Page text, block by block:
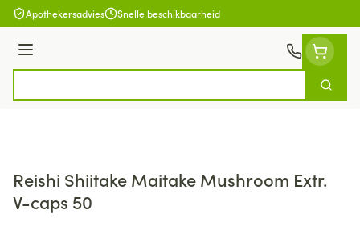
Ga naar de inhoud
Apothekersadvies Snelle beschikbaarheid
Menu
Zoek
Reishi Shiitake Maitake Mushroom Extr.
V-caps 50